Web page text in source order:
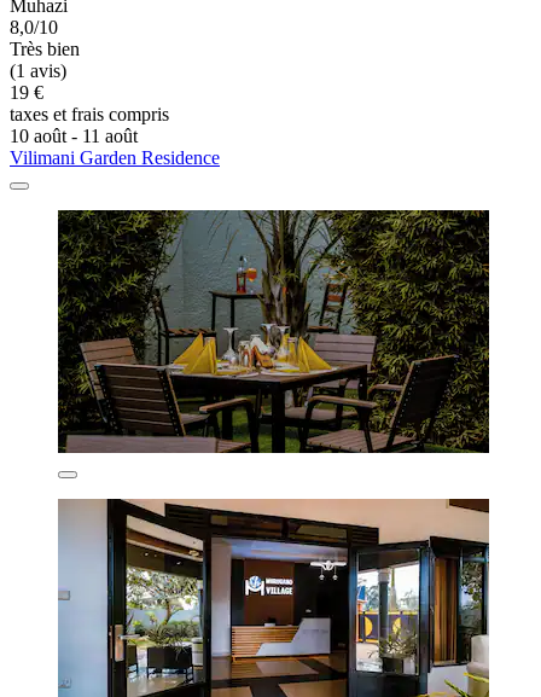
Muhazi
8,0/10
Très bien
(1 avis)
19 €
taxes et frais compris
10 août - 11 août
Vilimani Garden Residence